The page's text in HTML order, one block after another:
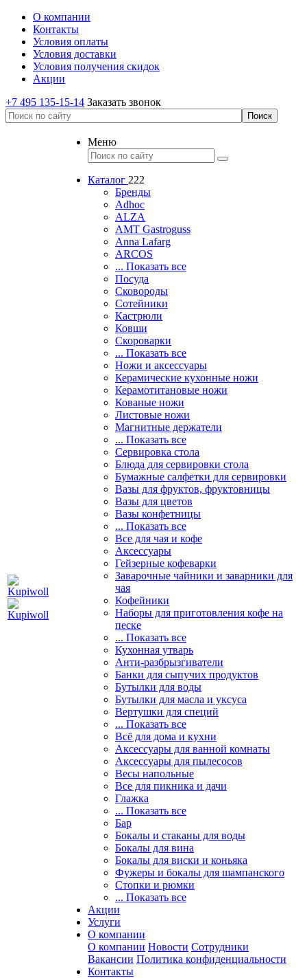
О компании
Контакты
Условия оплаты
Условия доставки
Условия получения скидок
Акции
+7 495 135-15-14 Заказать звонок
Меню
Каталог 222
Бренды
Adhoc
ALZA
AMT Gastroguss
Anna Lafarg
ARCOS
... Показать все
Посуда
Сковороды
Сотейники
Кастрюли
Ковши
Скороварки
... Показать все
Ножи и аксессуары
Керамические кухонные ножи
Керамотитановые ножи
Кованые ножи
Листовые ножи
Магнитные держатели
... Показать все
Сервировка стола
Блюда для сервировки стола
Бумажные салфетки для сервировки
Вазы для фруктов, фруктовницы
Вазы для цветов
Вазы конфетницы
... Показать все
Все для чая и кофе
Аксессуары
Гейзерные кофеварки
Заварочные чайники и заварники для
чая
Кофейники
Наборы для приготовления кофе на
песке
... Показать все
Кухонная утварь
Анти-разбрызгиватели
Банки для сыпучих продуктов
Бутылки для воды
Бутылки для масла и уксуса
Вертушки для специй
... Показать все
Всё для дома и кухни
Аксессуары для ванной комнаты
Аксессуары для пылесосов
Весы напольные
Все для пикника и дачи
Глажка
... Показать все
Бар
Бокалы и стаканы для воды
Бокалы для вина
Бокалы для виски и коньяка
Фужеры и бокалы для шампанского
Стопки и рюмки
... Показать все
Акции
Услуги
О компании
О компании Новости Сотрудники
Вакансии Политика конфиденциальности
Контакты